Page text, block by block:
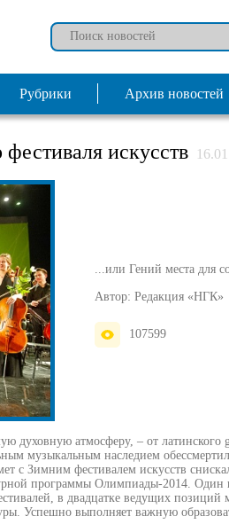
Рубрики Архив новостей
искусств
...или Гений места для
Автор: Редакция «НГК»
107599
духовную атмосферу, – от латинского
музыкальным наследием
Зимним фестивалем искусств
программы Олимпиады-2014.
в двадцатке ведущих позиций
Успешно выполняет важную